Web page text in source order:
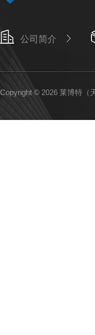
公司简介
Copyright © 2026 莱博特（